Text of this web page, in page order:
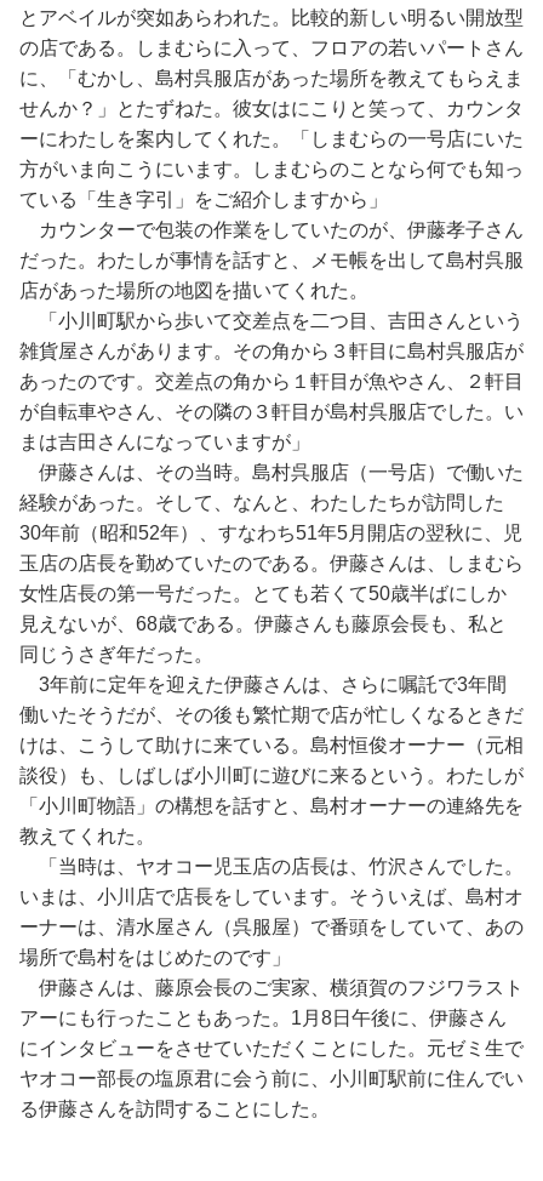
とアベイルが突如あらわれた。比較的新しい明るい開放型
の店である。しまむらに入って、フロアの若いパートさん
に、「むかし、島村呉服店があった場所を教えてもらえま
せんか？」とたずねた。彼女はにこりと笑って、カウンタ
ーにわたしを案内してくれた。「しまむらの一号店にいた
方がいま向こうにいます。しまむらのことなら何でも知っ
ている「生き字引」をご紹介しますから」
カウンターで包装の作業をしていたのが、伊藤孝子さん
だった。わたしが事情を話すと、メモ帳を出して島村呉服
店があった場所の地図を描いてくれた。
「小川町駅から歩いて交差点を二つ目、吉田さんという
雑貨屋さんがあります。その角から３軒目に島村呉服店が
あったのです。交差点の角から１軒目が魚やさん、２軒目
が自転車やさん、その隣の３軒目が島村呉服店でした。い
まは吉田さんになっていますが」
伊藤さんは、その当時。島村呉服店（一号店）で働いた
経験があった。そして、なんと、わたしたちが訪問した
30年前（昭和52年）、すなわち51年5月開店の翌秋に、児
玉店の店長を勤めていたのである。伊藤さんは、しまむら
女性店長の第一号だった。とても若くて50歳半ばにしか
見えないが、68歳である。伊藤さんも藤原会長も、私と
同じうさぎ年だった。
3年前に定年を迎えた伊藤さんは、さらに嘱託で3年間
働いたそうだが、その後も繁忙期で店が忙しくなるときだ
けは、こうして助けに来ている。島村恒俊オーナー（元相
談役）も、しばしば小川町に遊びに来るという。わたしが
「小川町物語」の構想を話すと、島村オーナーの連絡先を
教えてくれた。
「当時は、ヤオコー児玉店の店長は、竹沢さんでした。
いまは、小川店で店長をしています。そういえば、島村オ
ーナーは、清水屋さん（呉服屋）で番頭をしていて、あの
場所で島村をはじめたのです」
伊藤さんは、藤原会長のご実家、横須賀のフジワラスト
アーにも行ったこともあった。1月8日午後に、伊藤さん
にインタビューをさせていただくことにした。元ゼミ生で
ヤオコー部長の塩原君に会う前に、小川町駅前に住んでい
る伊藤さんを訪問することにした。